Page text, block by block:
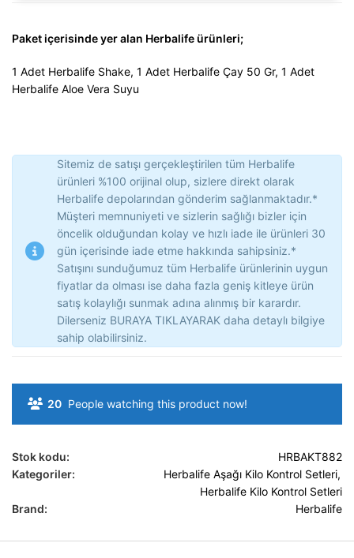
Paket içerisinde yer alan Herbalife ürünleri;
1 Adet Herbalife Shake, 1 Adet Herbalife Çay 50 Gr, 1 Adet
Herbalife Aloe Vera Suyu
Sitemiz de satışı gerçekleştirilen tüm Herbalife
ürünleri %100 orijinal olup, sizlere direkt olarak
Herbalife depolarından gönderim sağlanmaktadır.*
Müşteri memnuniyeti ve sizlerin sağlığı bizler için
öncelik olduğundan kolay ve hızlı iade ile ürünleri 30
gün içerisinde iade etme hakkında sahipsiniz.*
Satışını sunduğumuz tüm Herbalife ürünlerinin uygun
fiyatlar da olması ise daha fazla geniş kitleye ürün
satış kolaylığı sunmak adına alınmış bir karardır.
Dilerseniz BURAYA TIKLAYARAK daha detaylı bilgiye
sahip olabilirsiniz.
20 People watching this product now!
Stok kodu:
HRBAKT882
Kategoriler:
Herbalife Aşağı Kilo Kontrol Setleri,
Herbalife Kilo Kontrol Setleri
Brand:
Herbalife